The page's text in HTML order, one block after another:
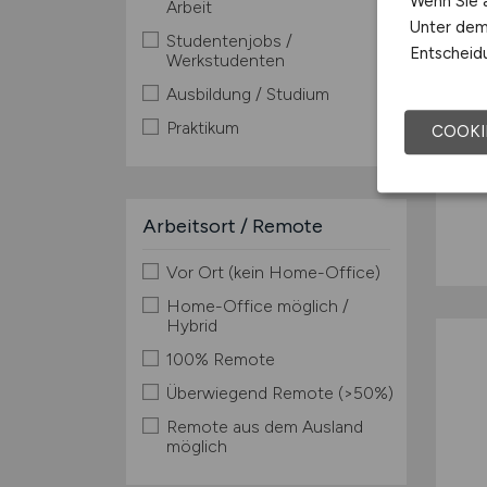
Arbeit
Studentenjobs /
Werkstudenten
Ausbildung / Studium
Praktikum
Arbeitsort / Remote
Vor Ort (kein Home-Office)
Home-Office möglich /
Hybrid
100% Remote
Überwiegend Remote (>50%)
Remote aus dem Ausland
möglich
Unter